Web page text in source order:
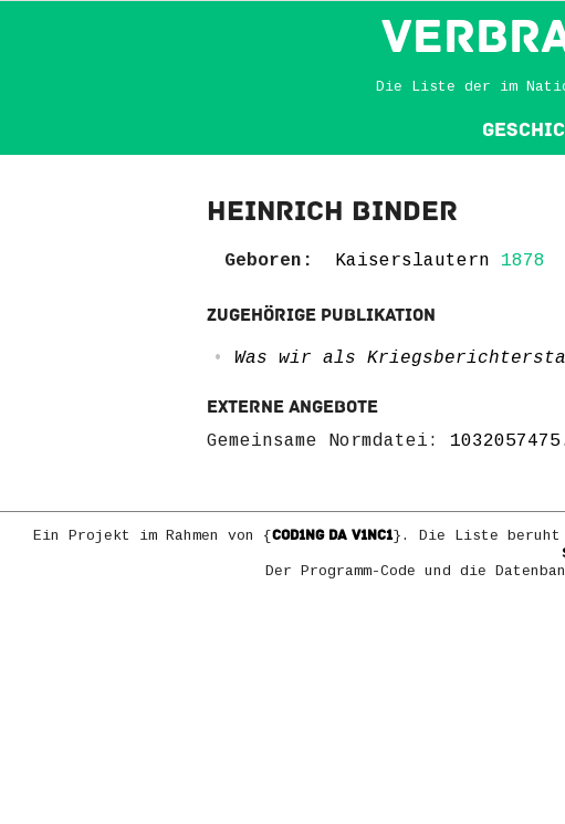
Die Liste der im
Heinrich Binder
Geboren: Kaiserslautern 1878
Zugehörige Publikation
Was wir als
Externe Angebote
Gemeinsame Normdatei: 1032057475
Ein Projekt im Rahmen von {COD1NG DA V1NC1}. Die Liste beruht
Der Programm-Code und die